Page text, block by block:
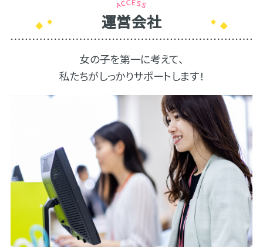
運営会社
女の子を第一に考えて、
私たちがしっかりサポートします！